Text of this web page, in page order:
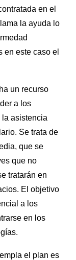
en el
la ayuda lo
en este caso el
un recurso
a los
la asistencia
Se trata de
que se
que no
tratarán en
El objetivo
a los
en los
el plan es